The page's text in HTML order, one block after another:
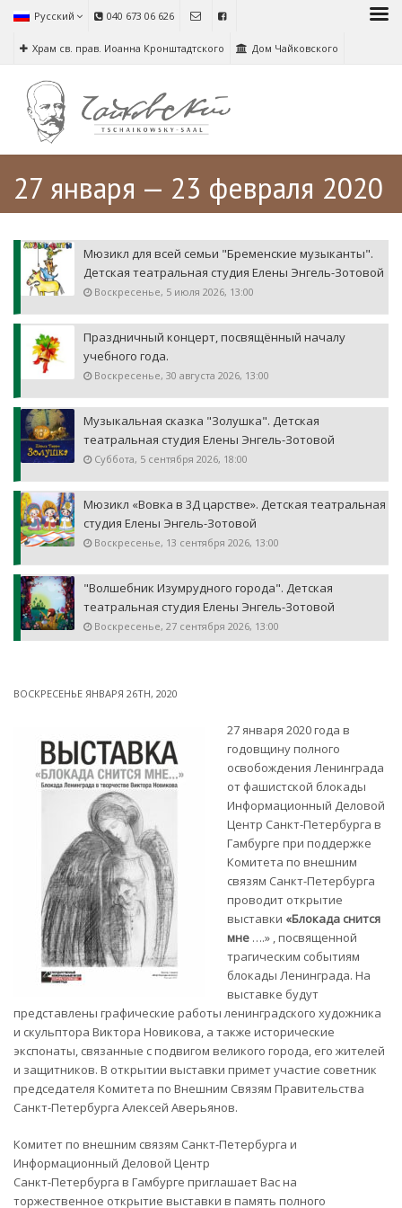
Русский 040 673 06 626
Храм св. прав. Иоанна Кронштадтского Дом Чайковского
27 января — 23 февраля 2020
Мюзикл для всей семьи "Бременские музыканты".
Детская театральная студия Елены Энгель-Зотовой
Воскресенье, 5 июля 2026, 13:00
Праздничный концерт, посвящённый началу
учебного года.
Воскресенье, 30 августа 2026, 13:00
Музыкальная сказка "Золушка". Детская
театральная студия Елены Энгель-Зотовой
Суббота, 5 сентября 2026, 18:00
Мюзикл «Вовка в 3Д царстве». Детская театральная
студия Елены Энгель-Зотовой
Воскресенье, 13 сентября 2026, 13:00
"Волшебник Изумрудного города". Детская
театральная студия Елены Энгель-Зотовой
Воскресенье, 27 сентября 2026, 13:00
ВОСКРЕСЕНЬЕ ЯНВАРЯ 26TH, 2020
27 января 2020 года в
годовщину полного
освобождения Ленинграда
от фашистской блокады
Информационный Деловой
Центр Санкт-Петербурга в
Гамбурге при поддержке
Комитета по внешним
связям Санкт-Петербурга
проводит открытие
выставки «Блокада снится
мне ….» , посвященной
трагическим событиям
блокады Ленинграда. На
выставке будут
представлены графические работы ленинградского художника
и скульптора Виктора Новикова, а также исторические
экспонаты, связанные с подвигом великого города, его жителей
и защитников. В открытии выставки примет участие советник
председателя Комитета по Внешним Связям Правительства
Санкт-Петербурга Алексей Аверьянов.
Комитет по внешним связям Санкт-Петербурга и
Информационный Деловой Центр
Санкт-Петербурга в Гамбурге приглашает Вас на
торжественное открытие выставки в память полного